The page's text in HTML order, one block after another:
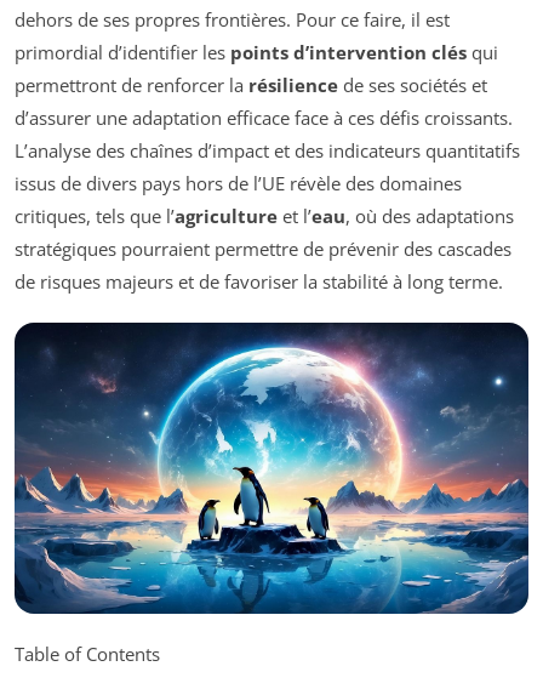
dehors de ses propres frontières. Pour ce faire, il est
primordial d’identifier les points d’intervention clés qui
permettront de renforcer la résilience de ses sociétés et
d’assurer une adaptation efficace face à ces défis croissants.
L’analyse des chaînes d’impact et des indicateurs quantitatifs
issus de divers pays hors de l’UE révèle des domaines
critiques, tels que l’agriculture et l’eau, où des adaptations
stratégiques pourraient permettre de prévenir des cascades
de risques majeurs et de favoriser la stabilité à long terme.
Table of Contents